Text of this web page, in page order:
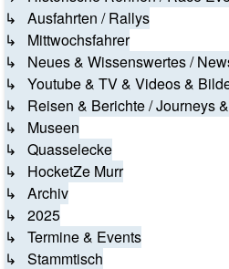
↳ Ausfahrten / Rallys
↳ Mittwochsfahrer
↳ Neues & Wissenswertes /
↳ Youtube & TV & Videos &
↳ Reisen & Berichte / Journeys
↳ Museen
↳ Quasselecke
↳ HocketZe Murr
↳ Archiv
↳ 2025
↳ Termine & Events
↳ Stammtisch